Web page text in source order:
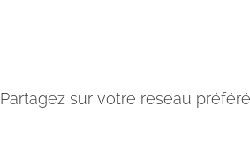
Partagez sur votre reseau